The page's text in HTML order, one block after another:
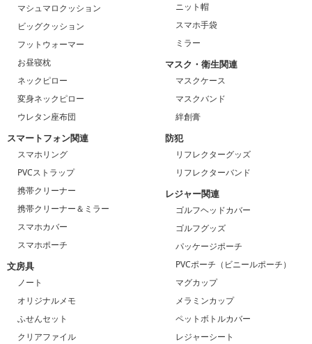
マシュマロクッション
ビッグクッション
フットウォーマー
お昼寝枕
ネックピロー
変身ネックピロー
ウレタン座布団
スマートフォン関連
スマホリング
PVCストラップ
携帯クリーナー
携帯クリーナー＆ミラー
スマホカバー
スマホポーチ
文房具
ノート
オリジナルメモ
ふせんセット
クリアファイル
ニット帽
スマホ手袋
ミラー
マスク・衛生関連
マスクケース
マスクバンド
絆創膏
防犯
リフレクターグッズ
リフレクターバンド
レジャー関連
ゴルフヘッドカバー
ゴルフグッズ
パッケージポーチ
PVCポーチ（ビニールポーチ）
マグカップ
メラミンカップ
ペットボトルカバー
レジャーシート